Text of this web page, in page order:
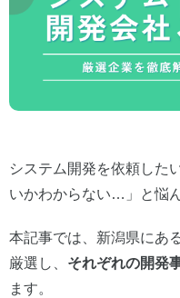
システム開発を依頼した
いかわからない…」と悩
本記事では、新潟県にあ
厳選し、 それぞれの開発
ます。